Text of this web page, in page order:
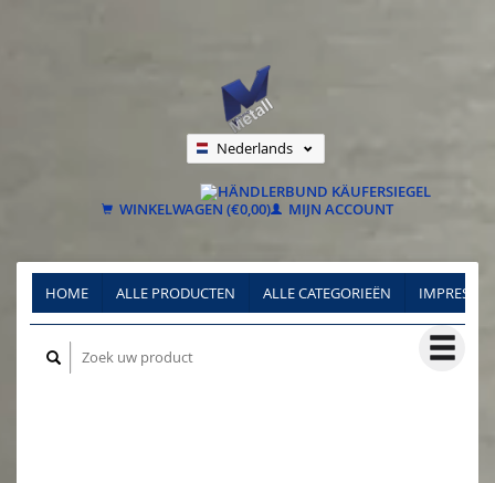
Nederlands
Français
WINKELWAGEN (€0,00) MIJN ACCOUNT
HOME ALLE PRODUCTEN ALLE CATEGORIEËN